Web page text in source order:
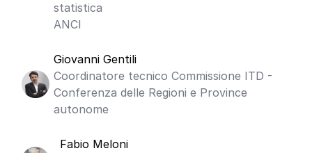
statistica
ANCI
Giovanni Gentili
Coordinatore tecnico Commissione ITD -
Conferenza delle Regioni e Province
autonome
Fabio Meloni